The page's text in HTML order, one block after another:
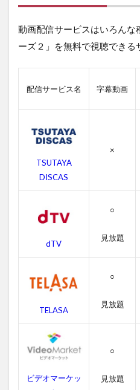
視
で
る
配
サ
ビ
ス
の
料
動
覧
2.1
ジョ
２の
動画配信サービスはいろんな
ーズ２」を無料で視聴できる
配信サービス名 字幕動画
TSUTAYA
DISCAS
×
dTV
○
見放題
TELASA
○
見放題
ビデオマーケッ
○
見放題